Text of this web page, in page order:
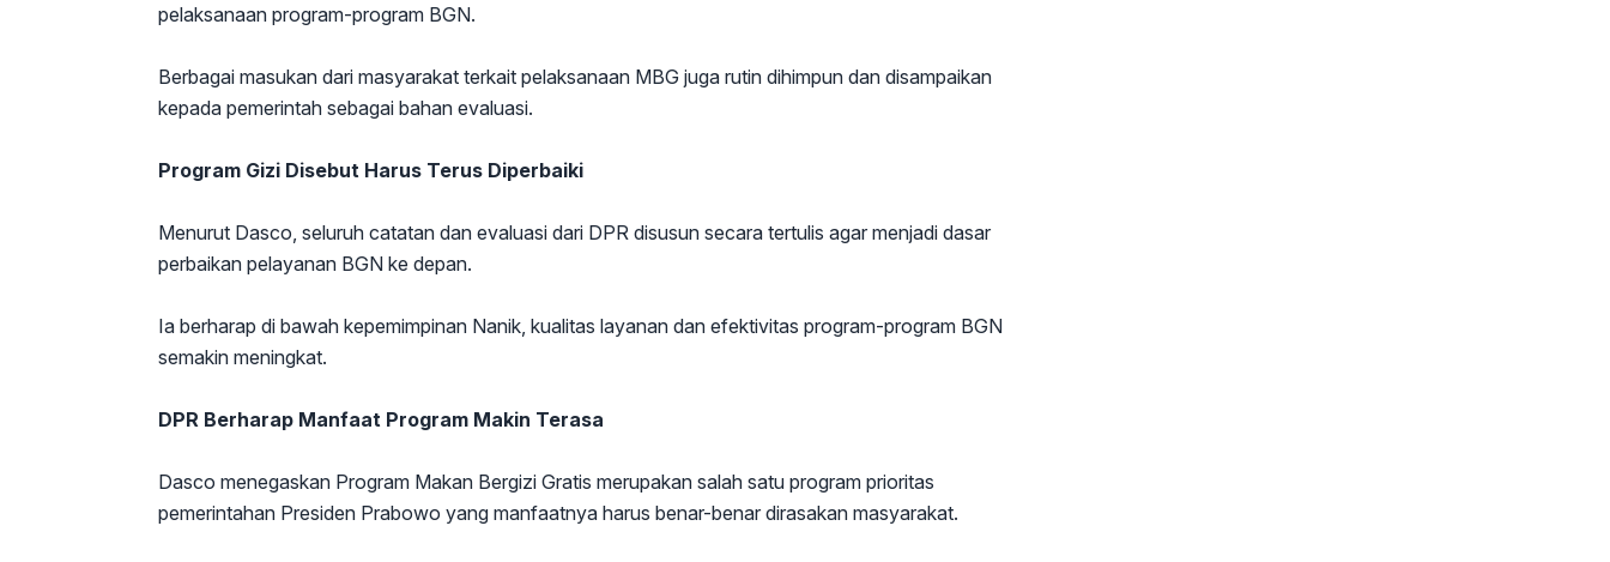
pelaksanaan program-program BGN.
Berbagai masukan dari masyarakat terkait pelaksanaan MBG juga rutin dihimpun dan disampaikan
kepada pemerintah sebagai bahan evaluasi.
Program Gizi Disebut Harus Terus Diperbaiki
Menurut Dasco, seluruh catatan dan evaluasi dari DPR disusun secara tertulis agar menjadi dasar
perbaikan pelayanan BGN ke depan.
Ia berharap di bawah kepemimpinan Nanik, kualitas layanan dan efektivitas program-program BGN
semakin meningkat.
DPR Berharap Manfaat Program Makin Terasa
Dasco menegaskan Program Makan Bergizi Gratis merupakan salah satu program prioritas
pemerintahan Presiden Prabowo yang manfaatnya harus benar-benar dirasakan masyarakat.